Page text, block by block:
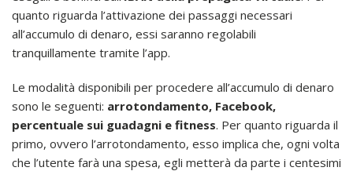
quanto riguarda l’attivazione dei passaggi necessari
all’accumulo di denaro, essi saranno regolabili
tranquillamente tramite l’app.
Le modalità disponibili per procedere all’accumulo di denaro
sono le seguenti: arrotondamento, Facebook,
percentuale sui guadagni e fitness. Per quanto riguarda il
primo, ovvero l’arrotondamento, esso implica che, ogni volta
che l’utente farà una spesa, egli metterà da parte i centesimi